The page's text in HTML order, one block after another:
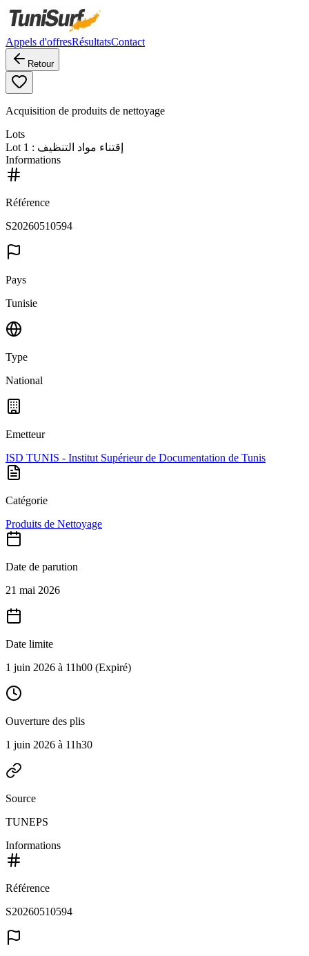
Appels d'offresRésultatsContact
Retour
Acquisition de produits de nettoyage
Lots
Lot 1
: إقتناء مواد التنظيف
Informations
Référence
S20260510594
Pays
Tunisie
Type
National
Emetteur
ISD TUNIS - Institut Supérieur de Documentation de Tunis
Catégorie
Produits de Nettoyage
Date de parution
21 mai 2026
Date limite
1 juin 2026 à 11h00 (Expiré)
Ouverture des plis
1 juin 2026 à 11h30
Source
TUNEPS
Informations
Référence
S20260510594